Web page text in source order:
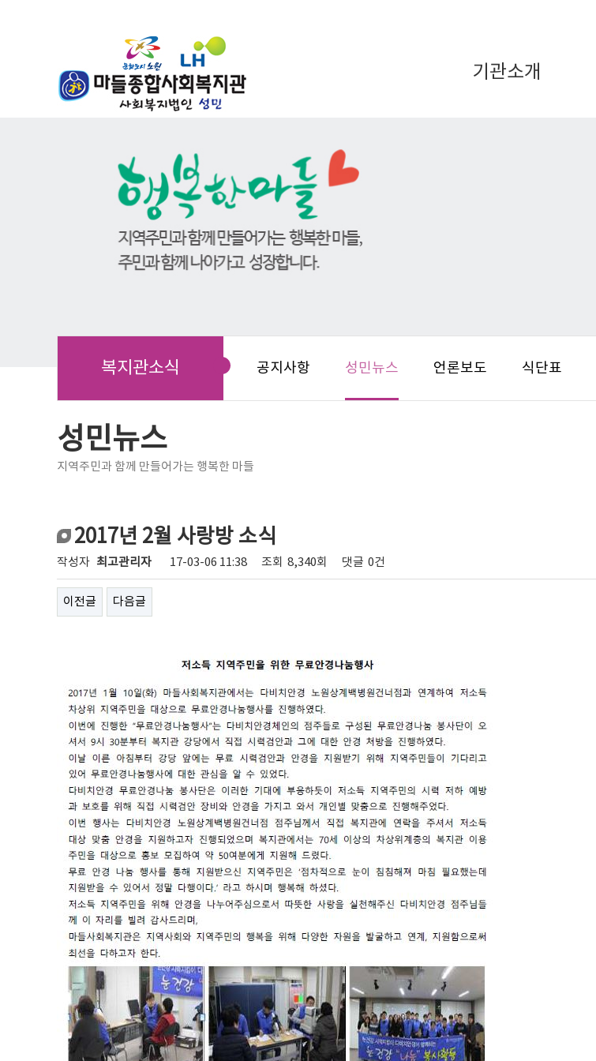
기관소개
복지관소식 공지사항 성민뉴스 언론보도 식단표
성민뉴스
지역주민과 함께 만들어가는 행복한 마들
2017년 2월 사랑방 소식
작성자 최고관리자 17-03-06 11:38 조회 8,340회 댓글 0건
이전글 다음글